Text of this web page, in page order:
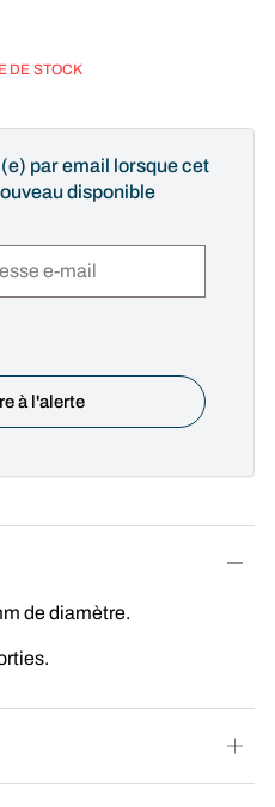
DE STOCK
par email lorsque cet
disponible
de diamètre.